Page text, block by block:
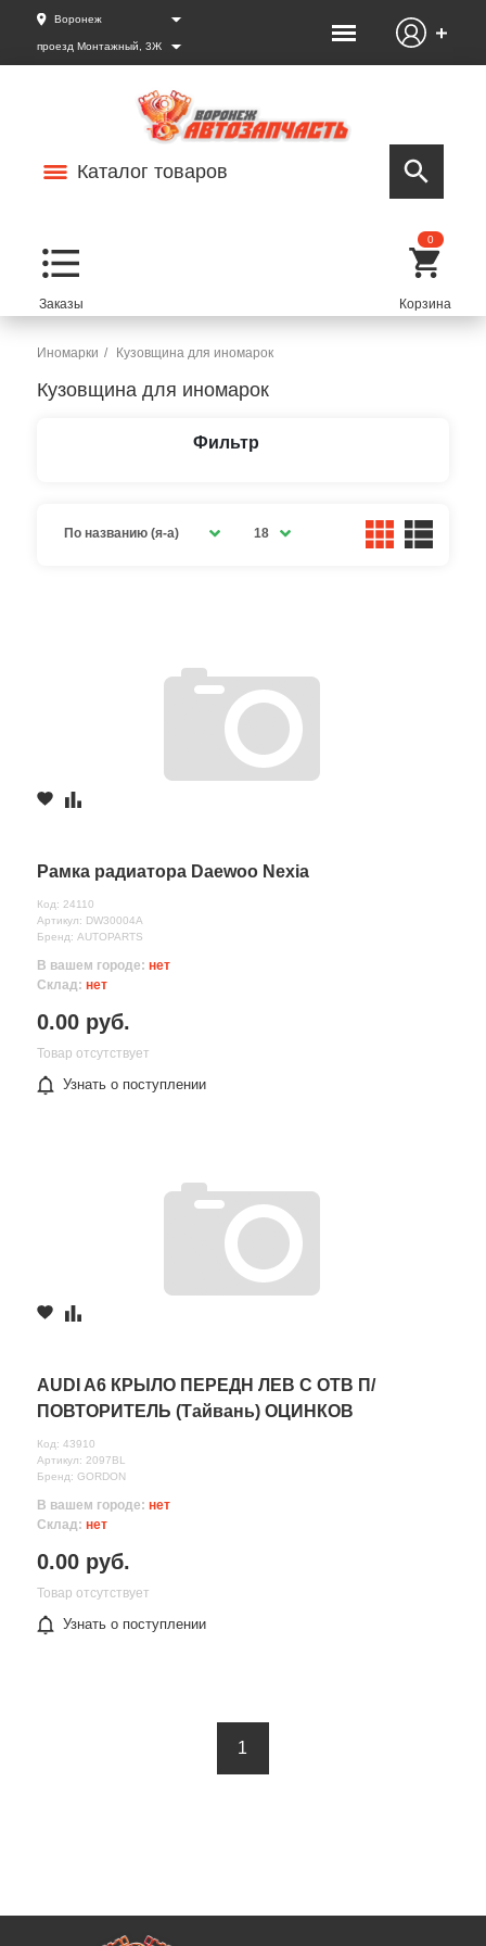
Воронеж
проезд Монтажный, 3Ж
Каталог товаров
0
Иномарки Кузовщина для иномарок
Кузовщина для иномарок
Фильтр
По названию (я-а) 18
Рамка радиатора Daewoo Nexia
Код: 24110
Артикул: DW30004A
Бренд: AUTOPARTS
В вашем городе: нет
Склад: нет
0.00 руб.
Товар отсутствует
Узнать о поступлении
AUDI A6 КРЫЛО ПЕРЕДН ЛЕВ С ОТВ П/
ПОВТОРИТЕЛЬ (Тайвань) ОЦИНКОВ
Код: 43910
Артикул: 2097BL
Бренд: GORDON
В вашем городе: нет
Склад: нет
0.00 руб.
Товар отсутствует
Узнать о поступлении
1